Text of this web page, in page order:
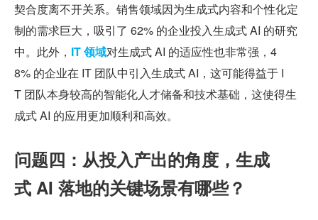
契合度离不开关系。销售领域因为生成式内容和个性化定
制的需求巨大，吸引了 62% 的企业投入生成式 AI 的研究
中。此外， IT 领域对生成式 AI 的适应性也非常强，4
8% 的企业在 IT 团队中引入生成式 AI，这可能得益于 I
T 团队本身较高的智能化人才储备和技术基础，这使得生
成式 AI 的应用更加顺利和高效。
问题四：从投入产出的角度，生成
式 AI 落地的关键场景有哪些？